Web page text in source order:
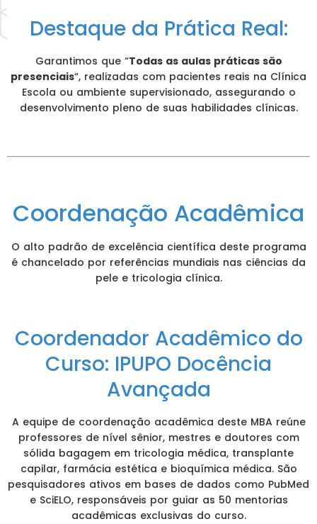
Destaque da Prática Real:
Garantimos que “Todas as aulas práticas são
presenciais“, realizadas com pacientes reais na Clínica
Escola ou ambiente supervisionado, assegurando o
desenvolvimento pleno de suas habilidades clínicas.
Coordenação Acadêmica
O alto padrão de excelência científica deste programa
é chancelado por referências mundiais nas ciências da
pele e tricologia clínica.
Coordenador Acadêmico do
Curso: IPUPO Docência
Avançada
A equipe de coordenação acadêmica deste MBA reúne
professores de nível sênior, mestres e doutores com
sólida bagagem em tricologia médica, transplante
capilar, farmácia estética e bioquímica médica. São
pesquisadores ativos em bases de dados como PubMed
e SciELO, responsáveis por guiar as 50 mentorias
acadêmicas exclusivas do curso.